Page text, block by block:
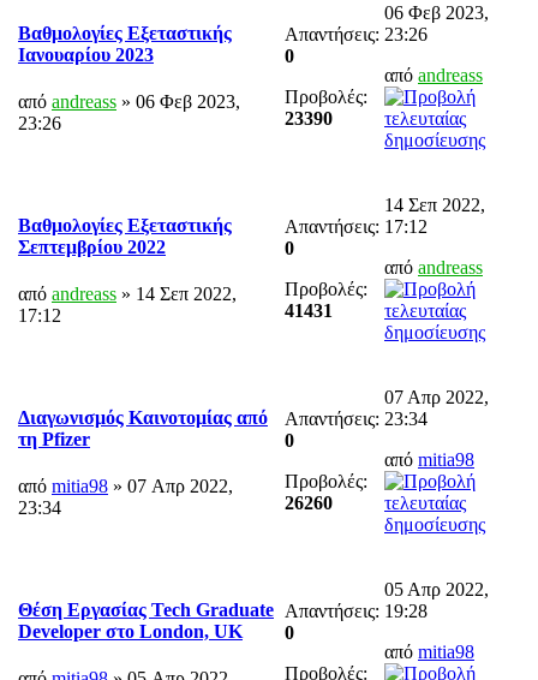
Βαθμολογίες Εξεταστικής
Ιανουαρίου 2023
από andreass » 06 Φεβ 2023,
23:26
Απαντήσεις:
0
Προβολές:
23390
06 Φεβ 2023,
23:26
από andreass
Βαθμολογίες Εξεταστικής
Σεπτεμβρίου 2022
από andreass » 14 Σεπ 2022,
17:12
Απαντήσεις:
0
Προβολές:
41431
14 Σεπ 2022,
17:12
από andreass
Διαγωνισμός Καινοτομίας από
τη Pfizer
από mitia98 » 07 Απρ 2022,
23:34
Απαντήσεις:
0
Προβολές:
26260
07 Απρ 2022,
23:34
από mitia98
Θέση Εργασίας Tech Graduate
Developer στο London, UK
Απαντήσεις:
0
Προβολές:
05 Απρ 2022,
19:28
από mitia98